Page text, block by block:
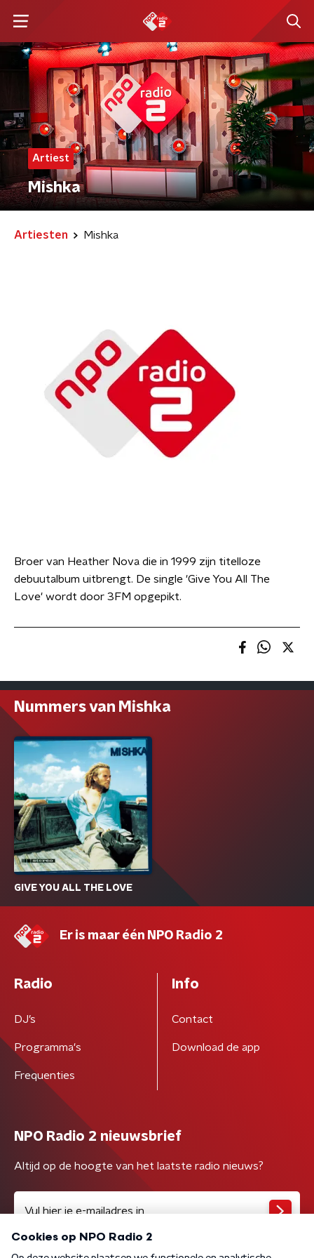
Artiest
Mishka
Artiesten Mishka
Broer van Heather Nova die in 1999 zijn titelloze
debuutalbum uitbrengt. De single 'Give You All The
Love' wordt door 3FM opgepikt.
Nummers van Mishka
GIVE YOU ALL THE LOVE
Er is maar één NPO Radio 2
Radio
DJ’s
Programma's
Frequenties
Info
Contact
Download de app
NPO Radio 2 nieuwsbrief
Altijd op de hoogte van het laatste radio nieuws?